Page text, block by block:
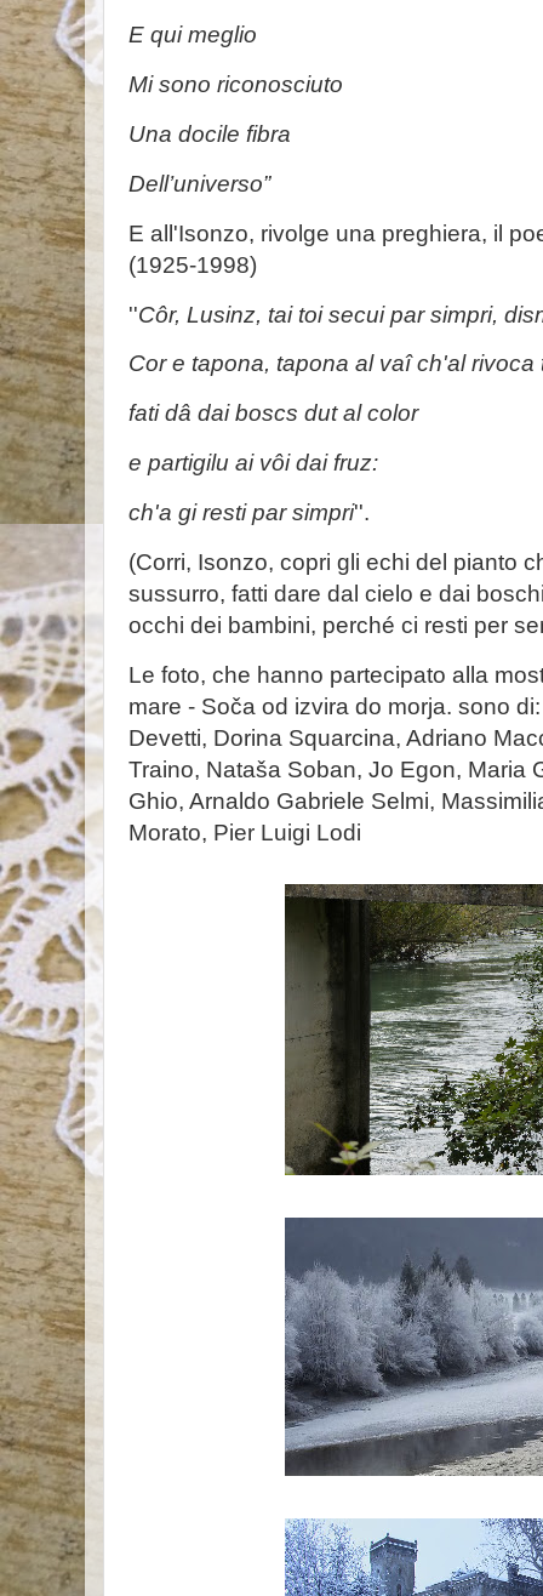
E qui meglio
Mi sono riconosciuto
Una docile fibra
Dell’universo”
E all'Isonzo, rivolge una preghiera, il
(1925-1998)
''Côr, Lusinz, tai toi secui par simpri,
Cor e tapona, tapona al vaî ch'al rivoca
fati dâ dai boscs dut al color
e partigilu ai vôi dai fruz:
ch'a gi resti par simpri''.
(Corri, Isonzo, copri gli echi del pianto
sussurro, fatti dare dal cielo e dai
occhi dei bambini, perché ci resti per
Le foto, che hanno partecipato alla
mare - Soča od izvira do morja. sono
Devetti, Dorina Squarcina, Adriano
Traino, Nataša Soban, Jo Egon, Maria
Ghio, Arnaldo Gabriele Selmi,
Morato, Pier Luigi Lodi